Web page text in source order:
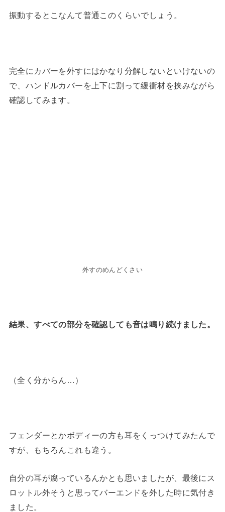
振動するとこなんて普通このくらいでしょう。
完全にカバーを外すにはかなり分解しないといけないの
で、ハンドルカバーを上下に割って緩衝材を挟みながら
確認してみます。
外すのめんどくさい
結果、すべての部分を確認しても音は鳴り続けました。
（全く分からん…）
フェンダーとかボディーの方も耳をくっつけてみたんで
すが、もちろんこれも違う。
自分の耳が腐っているんかとも思いましたが、最後にス
ロットル外そうと思ってバーエンドを外した時に気付き
ました。